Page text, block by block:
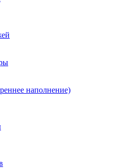
наполнение)